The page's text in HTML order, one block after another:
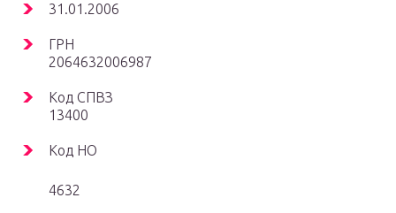
31.01.2006
ГРН
2064632006987
Код СПВЗ
13400
Код НО
4632